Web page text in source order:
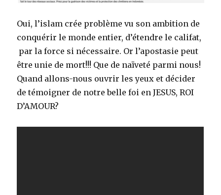
Oui, l’islam crée problème vu son ambition de
conquérir le monde entier, d’étendre le califat,
par la force si nécessaire. Or l’apostasie peut
être unie de mort!!! Que de naïveté parmi nous!
Quand allons-nous ouvrir les yeux et décider
de témoigner de notre belle foi en JESUS, ROI
D’AMOUR?